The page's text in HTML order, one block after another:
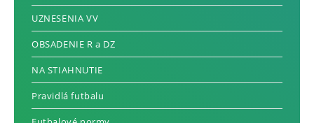
UZNESENIA VV
OBSADENIE R a DZ
NA STIAHNUTIE
Pravidlá futbalu